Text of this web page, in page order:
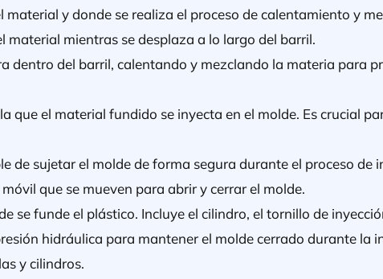
material y donde se realiza el proceso de calentamiento y
material mientras se desplaza a lo largo del barril.
dentro del barril, calentando y mezclando la materia para
que el material fundido se inyecta en el molde. Es crucial
de sujetar el molde de forma segura durante el proceso de
que se mueven para abrir y cerrar el molde.
se funde el plástico. Incluye el cilindro, el tornillo de
hidráulica para mantener el molde cerrado durante la
y cilindros.